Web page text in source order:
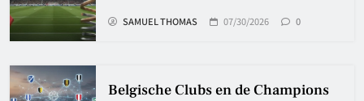
SAMUEL THOMAS 07/30/2026 0
Belgische Clubs en de Champions